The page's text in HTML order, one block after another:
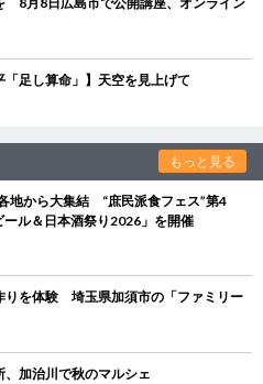
「足し算命」】天空を見上げて
もっと見る
地から大集結 “庶民派食フェス”第4
ル＆日本酒祭り2026」を開催
りを体験 埼玉県加須市の「ファミリー
加治川で秋のマルシェ